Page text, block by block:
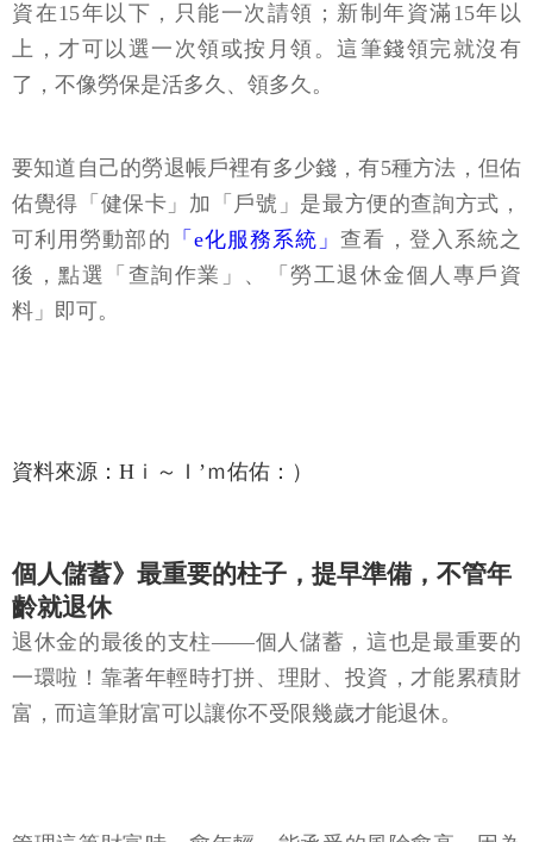
資在15年以下，只能一次請領；新制年資滿15年以
上，才可以選一次領或按月領。這筆錢領完就沒有
了，不像勞保是活多久、領多久。
要知道自己的勞退帳戶裡有多少錢，有5種方法，但佑
佑覺得「健保卡」加「戶號」是最方便的查詢方式，
可利用勞動部的 「e化服務系統」查看，登入系統之
後，點選「查詢作業」、「勞工退休金個人專戶資
料」即可。
資料來源：Hｉ～Ｉ’ｍ佑佑：）
個人儲蓄》最重要的柱子，提早準備，不管年
齡就退休
退休金的最後的支柱——個人儲蓄，這也是最重要的
一環啦！靠著年輕時打拼、理財、投資，才能累積財
富，而這筆財富可以讓你不受限幾歲才能退休。